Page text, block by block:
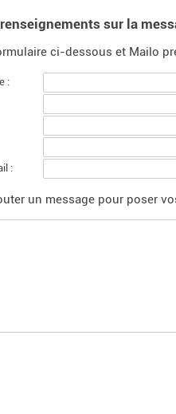
sur la
ci-dessous et Mailo
:
:
un message pour poser